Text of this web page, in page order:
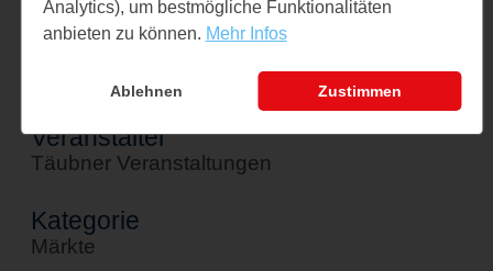
Kontakt
Veranstalter
Täubner Veranstaltungen
Kategorie
Märkte
Analytics), um bestmögliche Funktionalitäten
anbieten zu können. Mehr Infos
Ablehnen Zustimmen